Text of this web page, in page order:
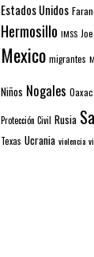
Estados Unidos
Hermosillo IMSS
Mexico migrantes
Niños Nogales
Protección Civil Rusia
Texas Ucrania violencia